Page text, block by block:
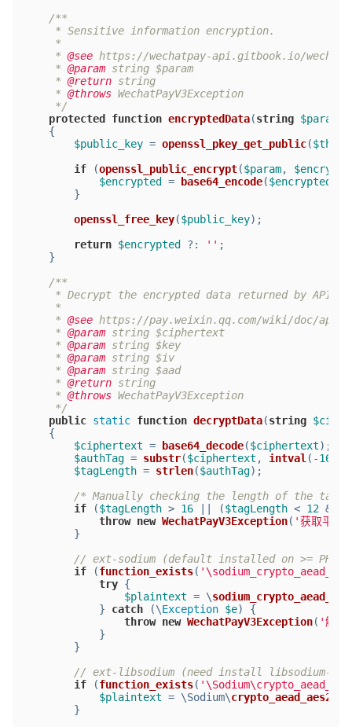
/**
     * Sensitive information encryption.
     *
     *
@see https://wechatpay-api.gitbook.io/
     *
@param string $param
     *
@return string
     *
@throws WechatPayV3Exception
     */
protected
function encryptedData(string $param
{
$public_key = openssl_pkey_get_public($this
if (openssl_public_encrypt($param,
$encrypted
= base64_encode($encrypted
        }
openssl_free_key($public_key);
return $encrypted ?: '' ;
    }
/**
     * Decrypt the encrypted data returned by APIv3.
     *
     *
@see https://pay.weixin.qq.com/wiki/doc/apiv3/
     *
@param string $ciphertext
     *
@param string $key
     *
@param string $iv
     *
@param string $aad
     *
@return string
     *
@throws WechatPayV3Exception
     */
public static function decryptData(string
{
$ciphertext = base64_decode($ciphertext);
$authTag = substr($ciphertext , intval (-16
$tagLength = strlen($authTag);
/* Manually checking the length of the
if ($tagLength > 16 || ($tagLength < 12 &&
throw new WechatPayV3Exception( '获取平台
        }
// ext-sodium (default installed on >= PHP
if (function_exists(
try {
$plaintext = \
            }
catch (\Exception $e) {
throw new WechatPayV3Exception( '解密
            }
		}
// ext-libsodium (need install libsodium-
if (function_exists(
$plaintext = \Sodium\
		}